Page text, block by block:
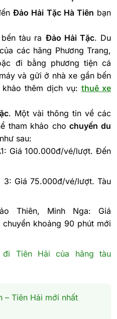
Đảo Hải Tặc Hà Tiên bạn
tàu ra Đảo Hải Tặc. Du
các hãng Phương Trang,
đi bằng phương tiện cá
và gửi ở nhà xe gần bến
thêm dịch vụ: thuê xe
. Một vài thông tin về các
tham khảo chochuyến du
sau:
Giá 100.000đ/vé/lượt. Đến
3: Giá 75.000đ/vé/lượt. Tàu
Thiên, Minh Nga: Giá
khoảng 90 phút mới
Tiên Hải của hãng tàu
– Tiên Hải mới nhất